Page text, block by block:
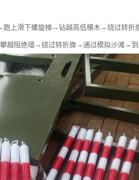
跑上滑下螺旋梯→钻越高低横木→绕过转
阻绝墙→绕过转折旗→通过模拟沙滩→到